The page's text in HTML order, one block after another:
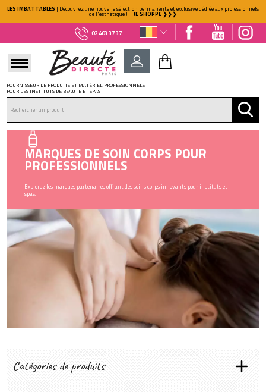
LES IMBATTABLES | Découvrez une nouvelle sélection permanente et exclusive dédiée aux professionnels
de l'esthétique ! JE SHOPPE ❯❯❯
02 403 37 37
NOUVEAU CLIENT ?
Créez votre compte
Créer mon compte
FOURNISSEUR DE PRODUITS ET MATÉRIEL PROFESSIONNELS
POUR LES INSTITUTS DE BEAUTÉ ET SPAS
MARQUES DE SOIN CORPS POUR
PROFESSIONNELS
Explorez les marques partenaires offrant des soins corps innovants pour instituts et
spas.
Catégories de produits